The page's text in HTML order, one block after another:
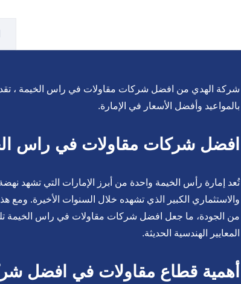
شركة الهدي من افضل شركات مقاولات في راس الخيمة ، تقدم
بالمواعيد وأفضل الأسعار في الإمارة.
افضل شركات مقاولات في راس
تُعد إمارة رأس الخيمة واحدة من أبرز الإمارات التي تشهد
والاستثماري الكبير الذي تشهده خلال السنوات الأخيرة. ومع
من الجودة، ما جعل افضل شركات مقاولات في راس الخيمة
المعايير الهندسية الحديثة.
أهمية قطاع مقاولات في افضل